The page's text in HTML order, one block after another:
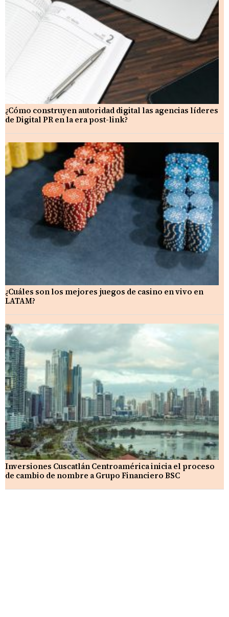
¿Cómo construyen autoridad digital las agencias líderes
de Digital PR en la era post-link?
¿Cuáles son los mejores juegos de casino en vivo en
LATAM?
Inversiones Cuscatlán Centroamérica inicia el proceso
de cambio de nombre a Grupo Financiero BSC